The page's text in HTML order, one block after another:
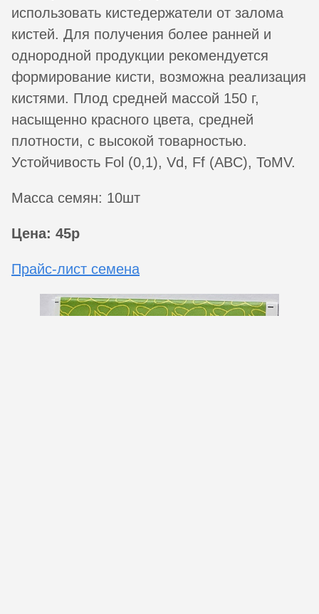
использовать кистедержатели от залома
кистей. Для получения более ранней и
однородной продукции рекомендуется
формирование кисти, возможна реализация
кистями. Плод средней массой 150 г,
насыщенно красного цвета, средней
плотности, с высокой товарностью.
Устойчивость Fol (0,1), Vd, Ff (ABC), ToMV.
Масса семян: 10шт
Цена: 45р
Прайс-лист семена